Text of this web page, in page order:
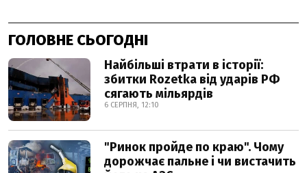
ГОЛОВНЕ СЬОГОДНІ
Найбільші втрати в історії:
збитки Rozetka від ударів РФ
сягають мільярдів
6 СЕРПНЯ, 12:10
"Ринок пройде по краю". Чому
дорожчає пальне і чи вистачить